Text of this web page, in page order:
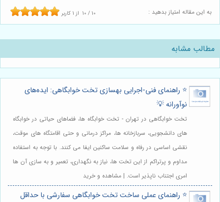
به این مقاله امتیاز بدهید : 10 / 10 از 1 کاربر
مطالب مشابه
⭐️ راهنمای فنی-اجرایی بهسازی تخت خوابگاهی: ایده‌های
نوآورانه 💡
تخت خوابگاهی در تهران - تخت خوابگاه ها، فضاهای حیاتی در خوابگاه
های دانشجویی، سربازخانه ها، مراکز درمانی و حتی اقامتگاه های موقت،
نقشی اساسی در رفاه و سلامت ساکنین ایفا می کنند. با توجه به استفاده
مداوم و پرتراکم از این تخت ها، نیاز به نگهداری، تعمیر و به سازی آن ها
امری اجتناب ناپذیر است. | مشاهده و خرید
⭐️ راهنمای عملی ساخت تخت خوابگاهی سفارشی با حداقل